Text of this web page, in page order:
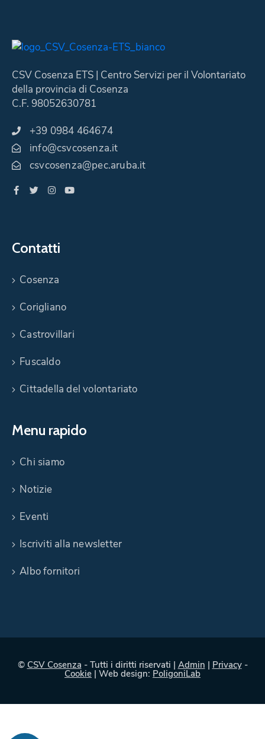
CSV Cosenza ETS | Centro Servizi per il Volontariato
della provincia di Cosenza
C.F. 98052630781
+39 0984 464674
info@csvcosenza.it
csvcosenza@pec.aruba.it
Contatti
Cosenza
Corigliano
Castrovillari
Fuscaldo
Cittadella del volontariato
Menu rapido
Chi siamo
Notizie
Eventi
Iscriviti alla newsletter
Albo fornitori
© CSV Cosenza - Tutti i diritti riservati | Admin | Privacy-
Cookie | Web design: PoligoniLab